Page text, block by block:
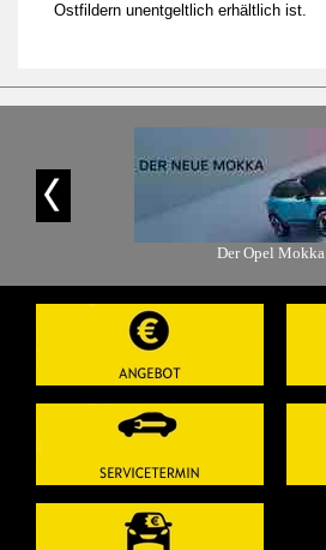
Ostfildern unentgeltlich erhältlich ist.
Der Opel Mokka